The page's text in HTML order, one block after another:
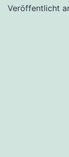
Veröffentlicht